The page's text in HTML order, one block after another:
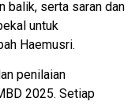
balik, serta saran dan
untuk
Haemusri.
penilaian
2025. Setiap